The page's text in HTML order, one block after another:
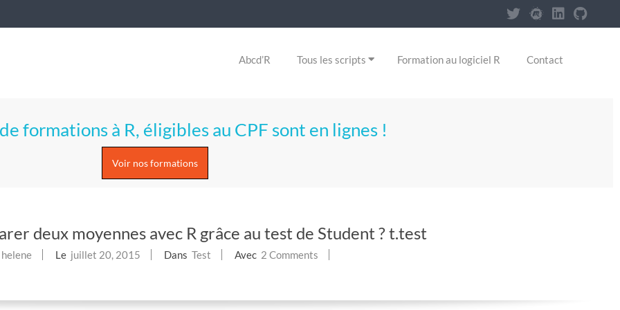
Abcd’R Tous les scripts Formation au logiciel R Contact
formations à R, éligibles au CPF sont en lignes !
Voir nos formations
deux moyennes avec R grâce au test de Student ? t.test
helene Le juillet 20, 2015 Dans Test Avec 2 Comments